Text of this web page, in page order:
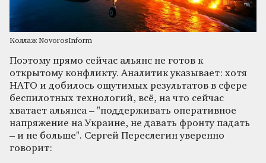
Коллаж NovorosInform
Поэтому прямо сейчас альянс не готов к
открытому конфликту. Аналитик указывает: хотя
НАТО и добилось ощутимых результатов в сфере
беспилотных технологий, всё, на что сейчас
хватает альянса – "поддерживать оперативное
напряжение на Украине, не давать фронту падать
– и не больше". Сергей Переслегин уверенно
говорит: